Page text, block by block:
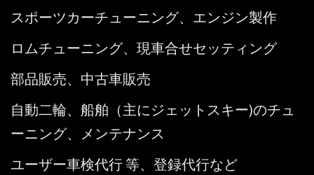
スポーツカーチューニング、エンジン製作
ロムチューニング、現車合せセッティング
部品販売、中古車販売
自動二輪、船舶（主にジェットスキー)のチュ
ーニング、メンテナンス
ユーザー車検代行 等、登録代行など